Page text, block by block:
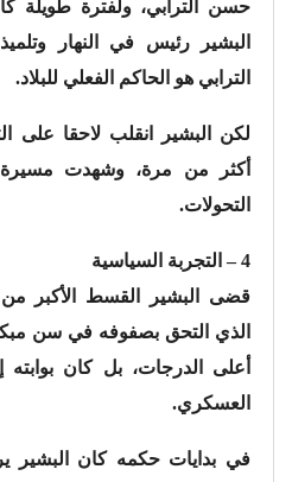
حسن الترابي، ولفترة طويلة
البشير رئيس في النهار
الترابي هو الحاكم الفعلي للبلاد.
لكن البشير انقلب لاحقا على
أكثر من مرة، وشهدت
التحولات.
4 – التجربة السياسية
قضى البشير القسط الأكبر
الذي التحق بصفوفه في سن
أعلى الدرجات، بل كان بوابته
العسكري.
في بدايات حكمه كان البشير